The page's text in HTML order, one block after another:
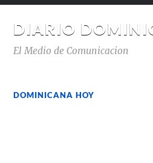
DIARIO
El Medio de Comunicacion
DOMINICANA HOY